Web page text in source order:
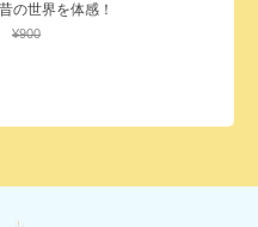
¥900
の世界を体感！